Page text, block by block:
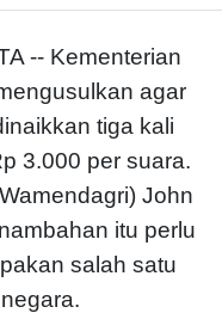
-- Kementerian
agar
tiga kali
3.000 per suara.
John
itu perlu
salah satu